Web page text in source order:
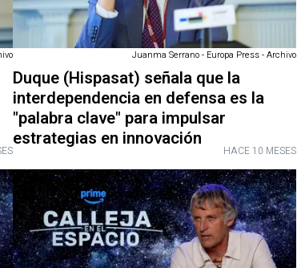
Juanma Serrano - Europa Press - Archivo
Duque (Hispasat) señala que la
interdependencia en defensa es la
"palabra clave" para impulsar
estrategias en innovación
HACE 10 MESES